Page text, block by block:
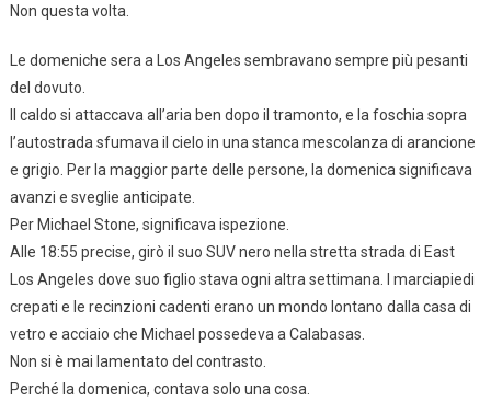
Non questa volta.
Le domeniche sera a Los Angeles sembravano sempre più pesanti
del dovuto.
Il caldo si attaccava all’aria ben dopo il tramonto, e la foschia sopra
l’autostrada sfumava il cielo in una stanca mescolanza di arancione
e grigio. Per la maggior parte delle persone, la domenica significava
avanzi e sveglie anticipate.
Per Michael Stone, significava ispezione.
Alle 18:55 precise, girò il suo SUV nero nella stretta strada di East
Los Angeles dove suo figlio stava ogni altra settimana. I marciapiedi
crepati e le recinzioni cadenti erano un mondo lontano dalla casa di
vetro e acciaio che Michael possedeva a Calabasas.
Non si è mai lamentato del contrasto.
Perché la domenica, contava solo una cosa.